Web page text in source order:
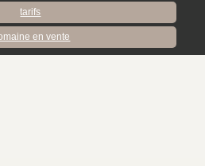
tarifs
en vente